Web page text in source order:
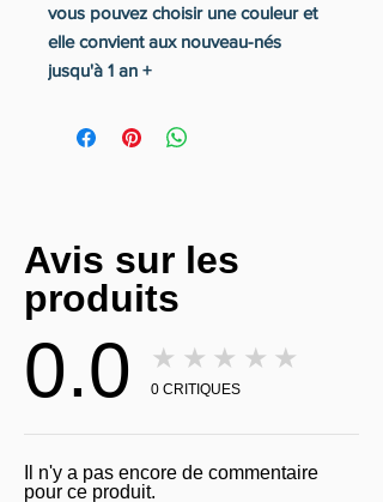
vous pouvez choisir une couleur et
elle convient aux nouveau-nés
jusqu'à 1 an +
Avis sur les
produits
0.0 ★★★★★
0 CRITIQUES
Il n'y a pas encore de commentaire
pour ce produit.